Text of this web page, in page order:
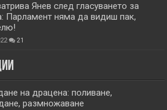
Янев след гласуването за
Парламент няма да видиш пак,
21
на драцена: поливане,
размножаване